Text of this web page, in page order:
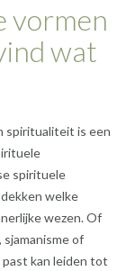
vormen
wat
spiritualiteit is een
spirituele
welke
wezen. Of
of
kan leiden tot